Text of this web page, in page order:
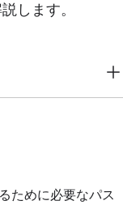
します。
ために必要なパス